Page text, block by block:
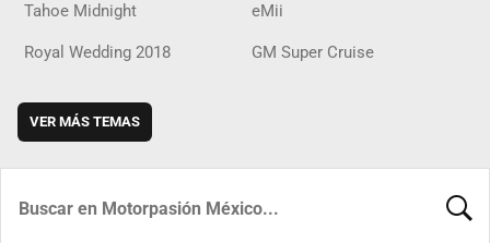
Tahoe Midnight eMii
Royal Wedding 2018 GM Super Cruise
VER MÁS TEMAS